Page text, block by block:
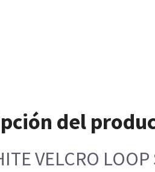
del
VELCRO